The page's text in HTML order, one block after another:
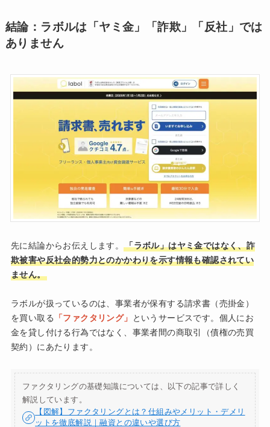
結論：ラボルは「ヤミ金」「詐欺」「反社」では
ありません
先に結論からお伝えします。「ラボル」はヤミ金ではなく、詐
欺被害や反社会的勢力とのかかわりを示す情報も確認されてい
ません。
ラボルが扱っているのは、事業者が保有する請求書（売掛金）
を買い取る
「ファクタリング」
というサービスです。個人にお
金を貸し付ける行為ではなく、事業者間の商取引（債権の売買
契約）にあたります。
ファクタリングの基礎知識については、以下の記事で詳しく
解説しています。
【図解】ファクタリングとは？仕組みやメリット・デメリ
ットを徹底解説｜融資との違いや選び方